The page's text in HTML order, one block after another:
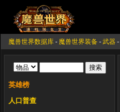
魔兽世界数据库 - 魔兽世界装备 - 武器 -
英雄榜
人口普查